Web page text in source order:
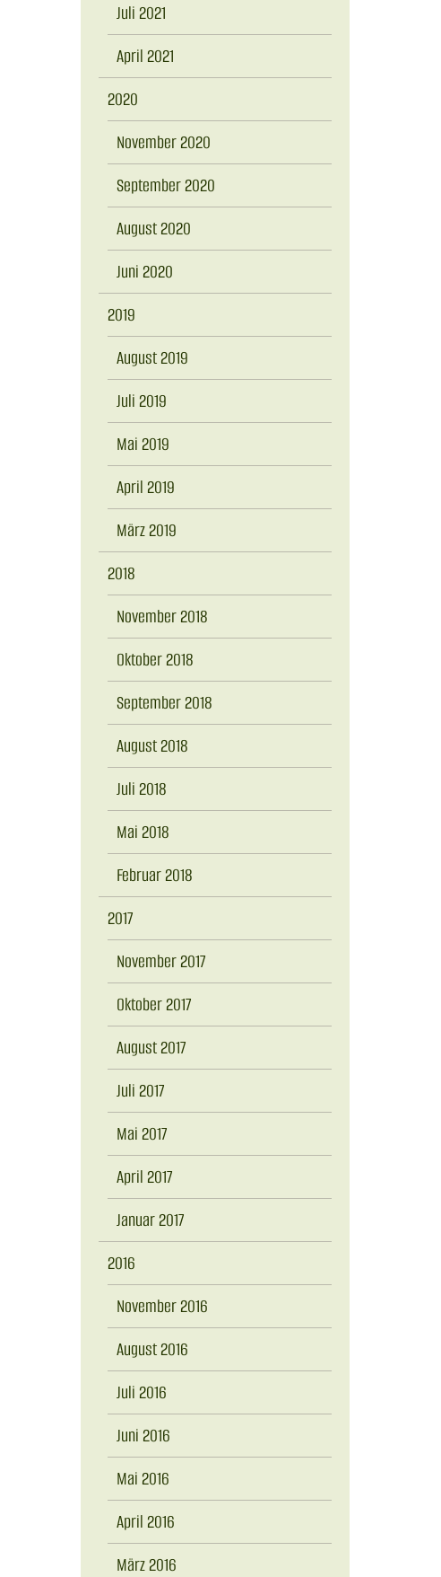
Juli 2021
April 2021
2020
November 2020
September 2020
August 2020
Juni 2020
2019
August 2019
Juli 2019
Mai 2019
April 2019
März 2019
2018
November 2018
Oktober 2018
September 2018
August 2018
Juli 2018
Mai 2018
Februar 2018
2017
November 2017
Oktober 2017
August 2017
Juli 2017
Mai 2017
April 2017
Januar 2017
2016
November 2016
August 2016
Juli 2016
Juni 2016
Mai 2016
April 2016
März 2016